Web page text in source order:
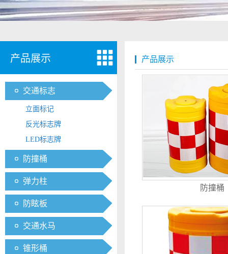
产品展示
交通标志
立面标记
反光标志牌
LED标志牌
防撞桶
弹力柱
防眩板
交通水马
锥形桶
产品展示
防撞桶